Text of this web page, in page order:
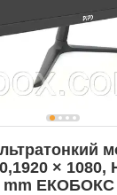
× 1080,
mm ЕКОБОКС